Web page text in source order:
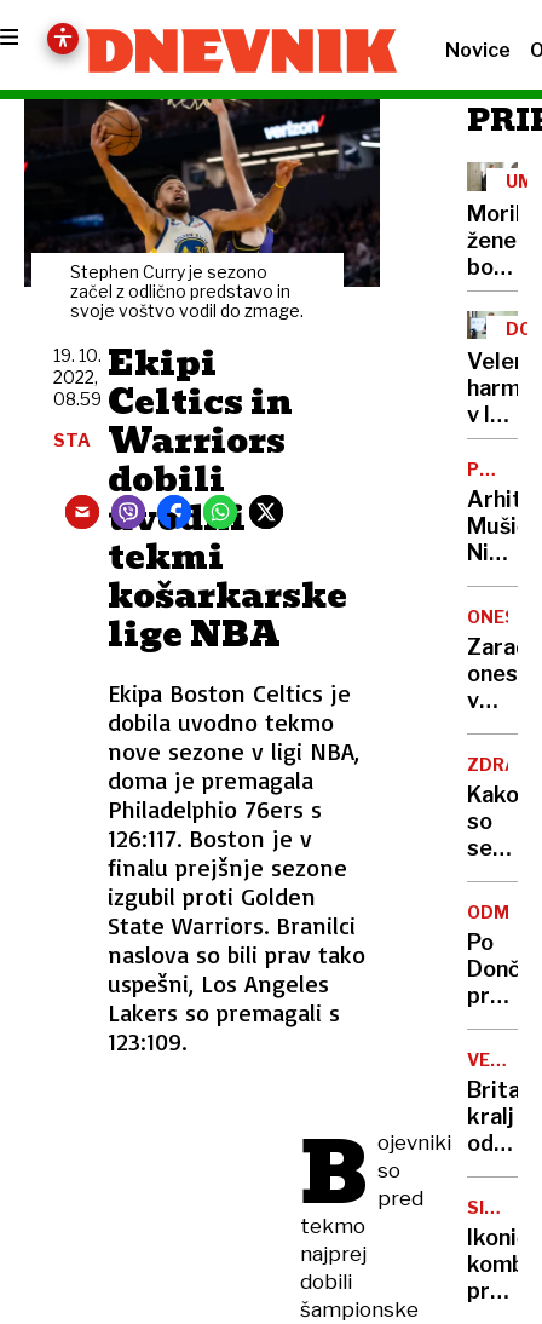
Novice
Stephen Curry je sezono
začel z odlično predstavo in
svoje voštvo vodil do zmage.
Ekipi
Celtics in
Warriors
dobili
uvodni
tekmi
košarkarske
lige NBA
Ekipa Boston Celtics je
dobila uvodno tekmo
nove sezone v ligi NBA,
doma je premagala
Philadelphio 76ers s
126:117. Boston je v
finalu prejšnje sezone
izgubil proti Golden
State Warriors. Branilci
naslova so bili prav tako
uspešni, Los Angeles
Lakers so premagali s
123:109.
19. 10.
2022,
08.59
STA
B ojevniki
so
pred
tekmo
najprej
dobili
šampionske
žene
bo
sedel
21
let
v lov
na
nov
rekord
CENTER
Mušič:
Nikoli
nisem
da je
to v
moji
sploh
Zaradi
v
delu
voda
Kako
so
se
cilji
vlade
Po
Karma
je
psica,
Nico
pa
njen
sin
VELIKA
kralj
zaradi
raka
SIMBOL
kombi